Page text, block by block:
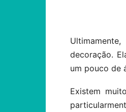
decoração.
um pouco de
Existem